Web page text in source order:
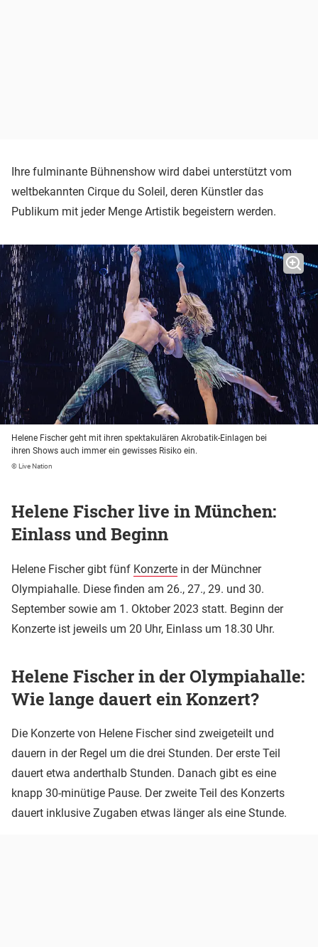
Ihre fulminante Bühnenshow wird dabei unterstützt vom
weltbekannten Cirque du Soleil, deren Künstler das
Publikum mit jeder Menge Artistik begeistern werden.
Helene Fischer geht mit ihren spektakulären Akrobatik-Einlagen bei
ihren Shows auch immer ein gewisses Risiko ein.
© Live Nation
Helene Fischer live in München:
Einlass und Beginn
Helene Fischer gibt fünf Konzerte in der Münchner
Olympiahalle. Diese finden am 26., 27., 29. und 30.
September sowie am 1. Oktober 2023 statt. Beginn der
Konzerte ist jeweils um 20 Uhr, Einlass um 18.30 Uhr.
Helene Fischer in der Olympiahalle:
Wie lange dauert ein Konzert?
Die Konzerte von Helene Fischer sind zweigeteilt und
dauern in der Regel um die drei Stunden. Der erste Teil
dauert etwa anderthalb Stunden. Danach gibt es eine
knapp 30-minütige Pause. Der zweite Teil des Konzerts
dauert inklusive Zugaben etwas länger als eine Stunde.